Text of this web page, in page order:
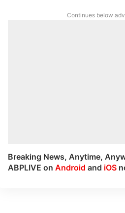
Continues below
Breaking News, Anytime,
ABPLIVE on Android and iOS